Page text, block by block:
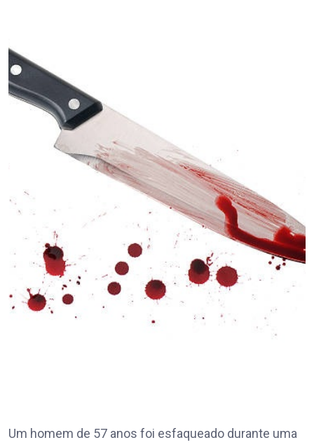
Um homem de 57 anos foi esfaqueado durante uma